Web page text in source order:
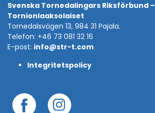
Svenska Tornedalingars Riksförbund –
Tornionlaaksolaiset
Tornedalsvägen 13, 984 31 Pajala.
Telefon: +46 73 081 32 16
E-post: info@str-t.com
Integritetspolicy